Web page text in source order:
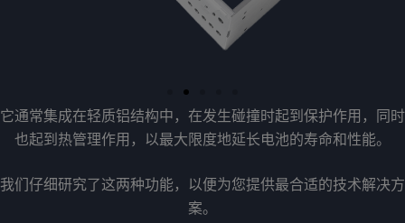
它通常集成在轻质铝结构中，在发生碰撞时起到保护作用，同时
也起到热管理作用，以最大限度地延长电池的寿命和性能。
我们仔细研究了这两种功能，以便为您提供最合适的技术解决方
案。